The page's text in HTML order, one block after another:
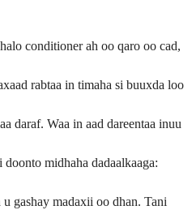
conditioner ah oo qaro oo cad,
rabtaa in timaha si buuxda loo
daraf. Waa in aad dareentaa inuu
midhaha dadaalkaaga:
gashay madaxii oo dhan. Tani